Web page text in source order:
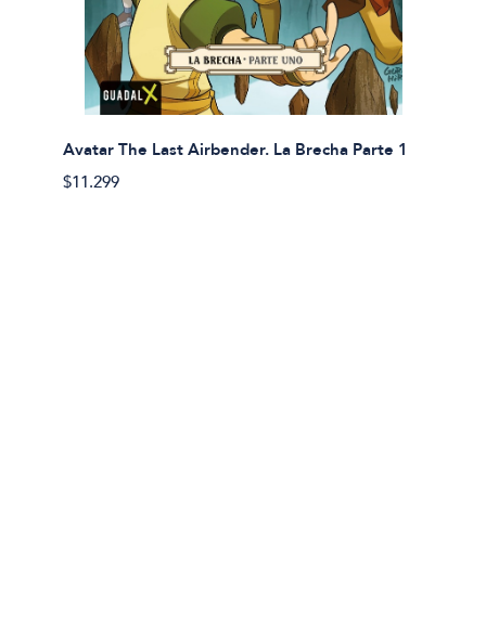
Avatar The Last Airbender. La Brecha Parte 1
$11.299